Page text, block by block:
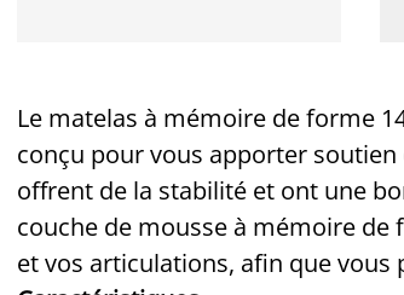
Le matelas à mémoire de forme
conçu pour vous apporter
offrent de la stabilité et ont une
couche de mousse à mémoire de
et vos articulations, afin que